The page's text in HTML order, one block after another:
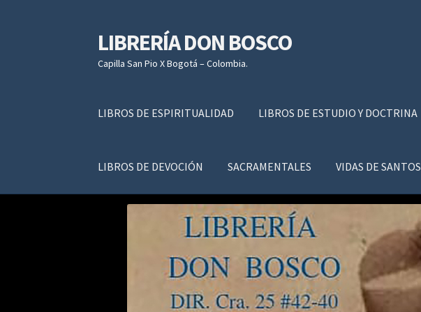
Ir
a
la
Ir
al
contenido
LIBRERÍA DON BOSCO
Capilla San Pio X Bogotá – Colombia.
LIBROS DE ESPIRITUALIDAD LIBROS DE ESTUDIO Y DOCTRINA
LIBROS DE DEVOCIÓN SACRAMENTALES VIDAS DE SANTOS